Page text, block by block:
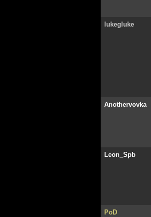
lukegluke
Anothervovka
Leon_Spb
PoD